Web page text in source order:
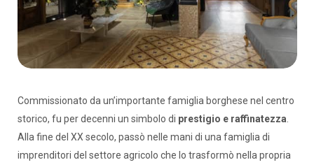
Commissionato da un’importante famiglia borghese nel centro
storico, fu per decenni un simbolo di prestigio e raffinatezza
Alla fine del XX secolo, passò nelle mani di una famiglia di
imprenditori del settore agricolo che lo trasformò nella propria